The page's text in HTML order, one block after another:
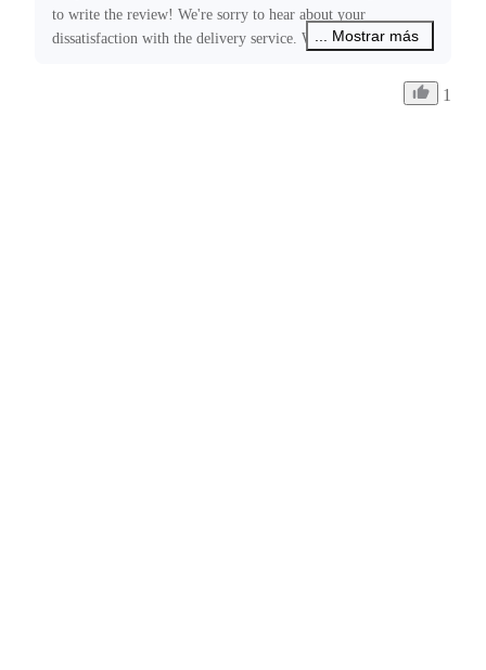
to write the review! We're sorry to hear about your
dissatisfaction with the delivery service. We will provide
ecommerce@insta360.com if you have any other concerns or
... Mostrar más
1